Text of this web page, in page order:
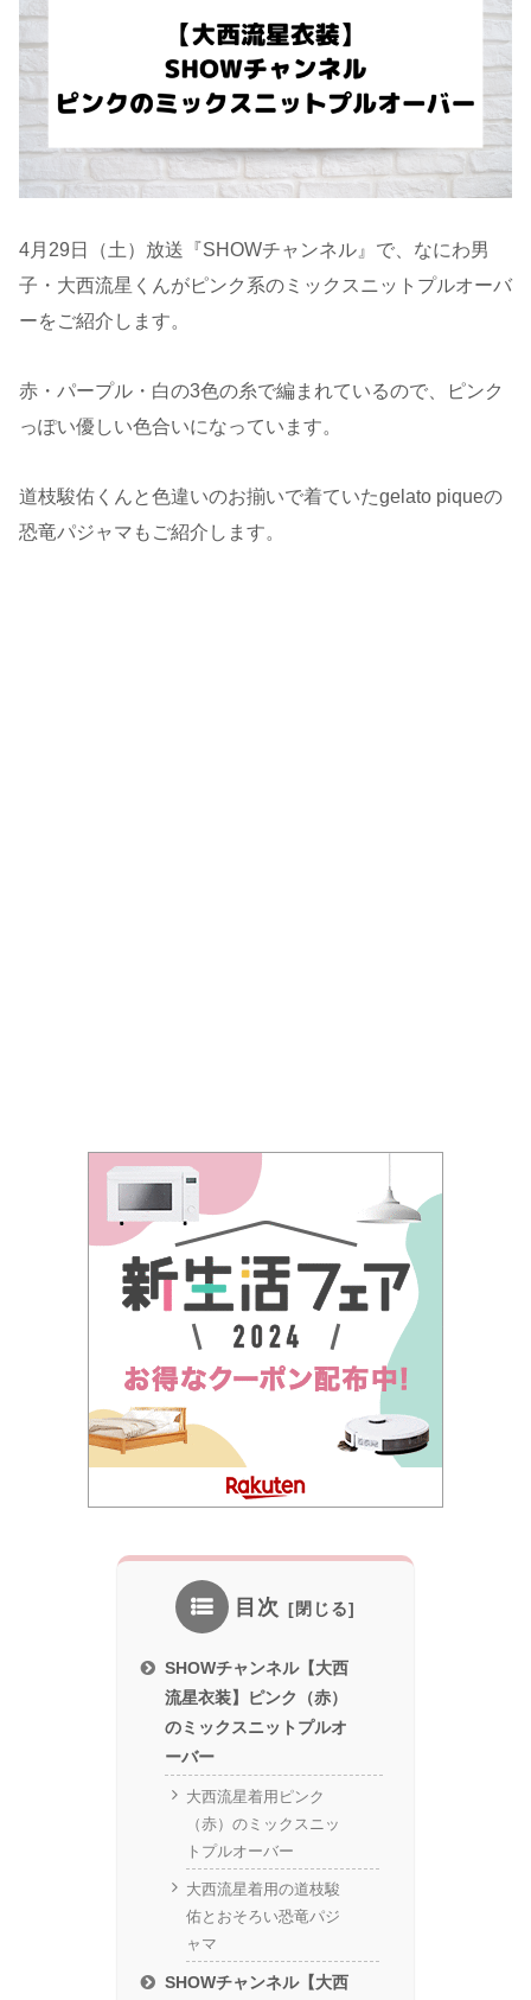
4月29日（土）放送『SHOWチャンネル』で、なにわ男
子・大西流星くんがピンク系のミックスニットプルオーバ
ーをご紹介します。
赤・パープル・白の3色の糸で編まれているので、ピンク
っぽい優しい色合いになっています。
道枝駿佑くんと色違いのお揃いで着ていたgelato piqueの
恐竜パジャマもご紹介します。
目次
SHOWチャンネル【大西
流星衣装】ピンク（赤）
のミックスニットプルオ
ーバー
大西流星着用ピンク
（赤）のミックスニッ
トプルオーバー
大西流星着用の道枝駿
佑とおそろい恐竜パジ
ャマ
SHOWチャンネル【大西